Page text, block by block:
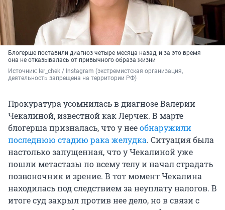
Блогерше поставили диагноз четыре месяца назад, и за это время
она не отказывалась от привычного образа жизни
Источник: ler_chek / Instagram (экстремистская организация,
деятельность запрещена на территории РФ)
Прокуратура усомнилась в диагнозе Валерии
Чекалиной, известной как Лерчек. В марте
блогерша призналась, что у нееобнаружили
последнюю стадию рака желудка. Ситуация была
настолько запущенная, что у Чекалиной уже
пошли метастазы по всему телу и начал страдать
позвоночник и зрение. В тот момент Чекалина
находилась под следствием за неуплату налогов. В
итоге суд закрыл против нее дело, но в связи с